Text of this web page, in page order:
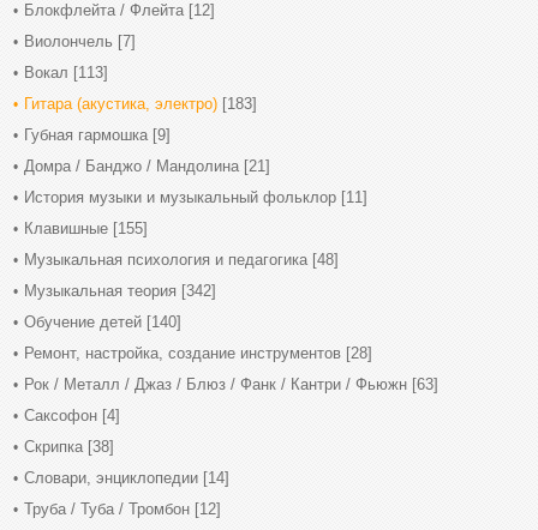
Блокфлейта / Флейта [12]
Виолончель [7]
Вокал [113]
Гитара (акустика, электро) [183]
Губная гармошка [9]
Домра / Банджо / Мандолина [21]
История музыки и музыкальный фольклор [11]
Клавишные [155]
Музыкальная психология и педагогика [48]
Музыкальная теория [342]
Обучение детей [140]
Ремонт, настройка, создание инструментов [28]
Рок / Металл / Джаз / Блюз / Фанк / Кантри / Фьюжн [63]
Саксофон [4]
Скрипка [38]
Словари, энциклопедии [14]
Труба / Туба / Тромбон [12]